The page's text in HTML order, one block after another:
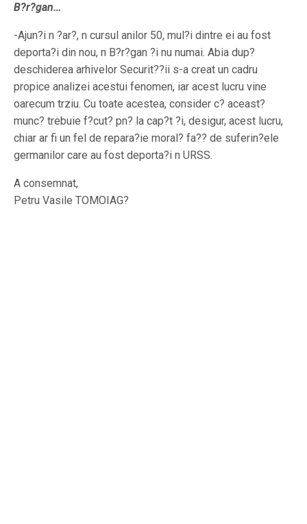
B?r?gan…
-Ajun?i n ?ar?, n cursul anilor 50, mul?i dintre ei au fost
deporta?i din nou, n B?r?gan ?i nu numai. Abia dup?
deschiderea arhivelor Securit??ii s-a creat un cadru
propice analizei acestui fenomen, iar acest lucru vine
oarecum trziu. Cu toate acestea, consider c? aceast?
munc? trebuie f?cut? pn? la cap?t ?i, desigur, acest lucru,
chiar ar fi un fel de repara?ie moral? fa?? de suferin?ele
germanilor care au fost deporta?i n URSS.
A consemnat,
Petru Vasile TOMOIAG?